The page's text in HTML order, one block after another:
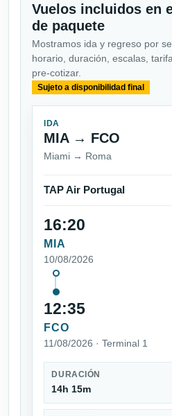
Vuelos incluidos en
de paquete
Mostramos ida y regreso por
horario, duración, escalas,
pre-cotizar.
Sujeto a disponibilidad final
IDA
MIA → FCO
Miami → Roma
TAP Air Portugal
16:20
MIA
10/08/2026
12:35
FCO
11/08/2026 · Terminal 1
DURACIÓN
14h 15m